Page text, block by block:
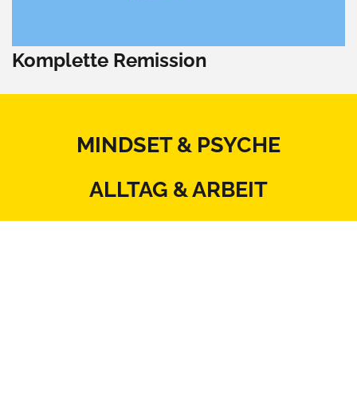
Komplette Remission
MINDSET & PSYCHE
ALLTAG & ARBEIT